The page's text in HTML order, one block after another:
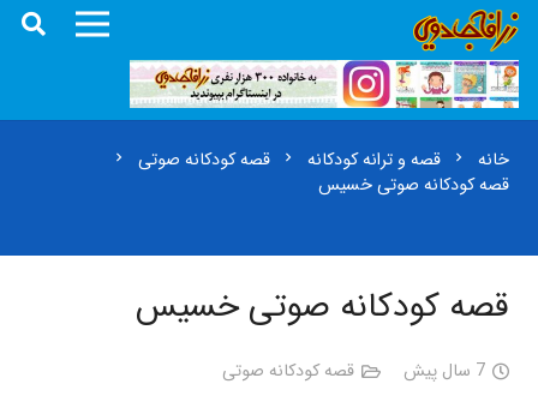
خانه chevron_right قصه و ترانه کودکانه chevron_right قصه کودکانه صوتی chevron_right
قصه کودکانه صوتی خسیس
قصه کودکانه صوتی خسیس
7 سال پیش قصه کودکانه صوتی